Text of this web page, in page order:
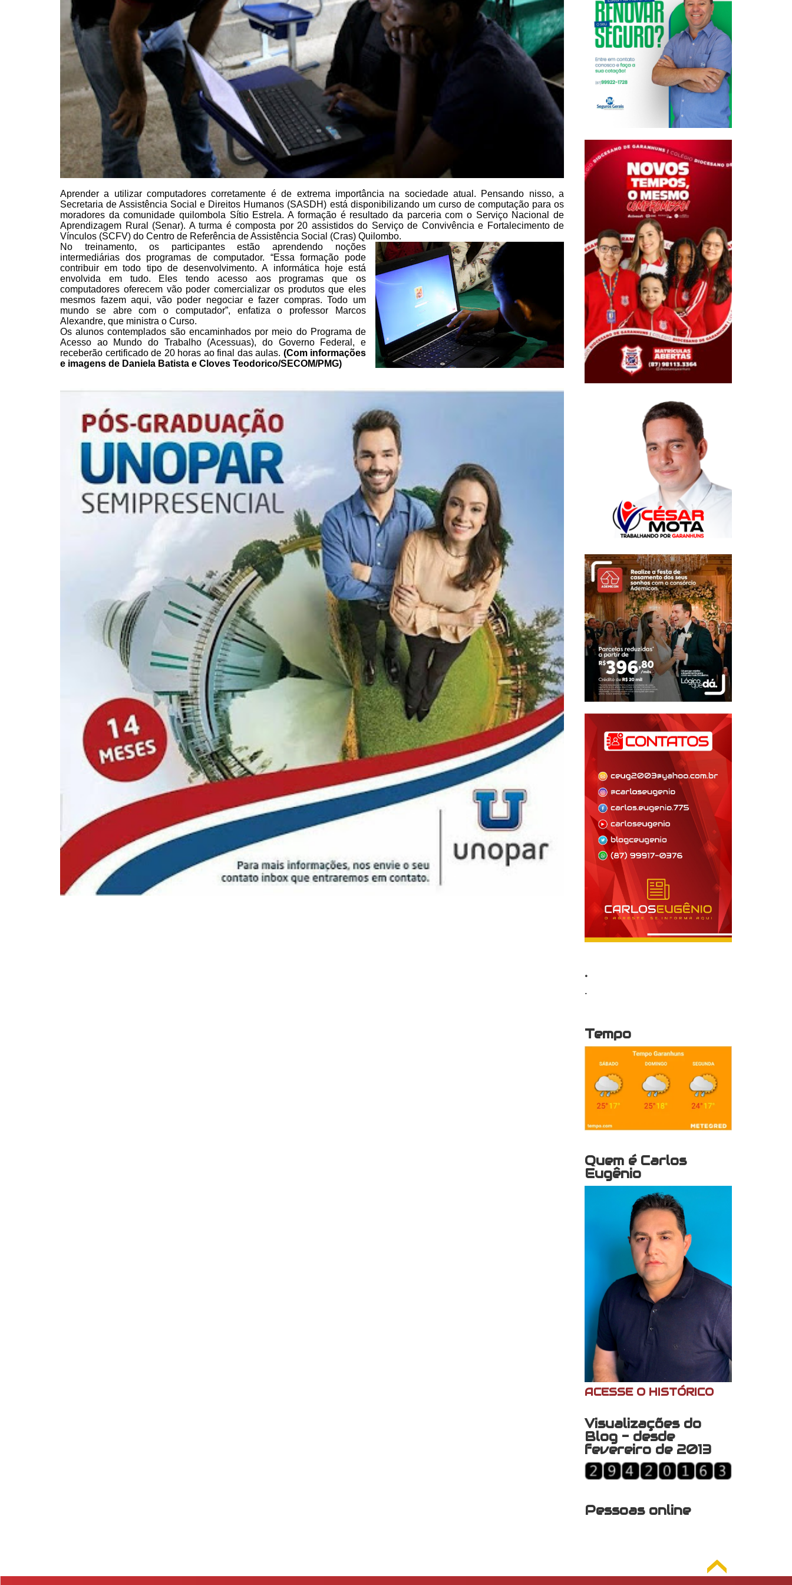
Aprender a utilizarcomputadores corretamente é de extrema importância na sociedade atual. Pensando nisso, a
Secretaria de Assistência Social e Direitos Humanos (SASDH) está disponibilizando um curso de computação para os
moradores da comunidade quilombola Sítio Estrela. A formação é resultado da parceria com o ServiçoNacional de
Aprendizagem Rural (Senar). A turma é composta por 20 assistidos do Serviço de Convivência e Fortalecimento de
Vínculos (SCFV) do Centro de Referência de Assistência Social (Cras) Quilombo.
No treinamento, osparticipantes estão aprendendo noções
intermediárias dos programas de computador. “Essa formação pode
contribuir em todo tipo de desenvolvimento. Ainformática hoje está
envolvida em tudo. Eles tendo acesso aos programas que os
computadores oferecem vão poder comercializar os produtos que eles
mesmos fazemaqui, vão poder negociar e fazer compras. Todo um
mundo se abre com o computador”, enfatiza o professor Marcos
Alexandre, que ministra o Curso.
Os alunos contemplados sãoencaminhados por meio do Programa de
Acesso ao Mundo do Trabalho (Acessuas), do Governo Federal, e
receberão certificado de 20 horas ao final das aulas. (Com informações
e imagens de Daniela Batista e Cloves Teodorico/SECOM/PMG)
.
.
Tempo
Quem é Carlos
Eugênio
ACESSE O HISTÓRICO
Visualizações do
Blog - desde
fevereiro de 2013
Pessoas online